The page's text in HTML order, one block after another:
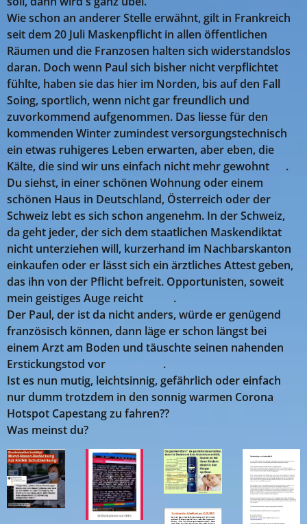
Wie schon an anderer Stelle erwähnt, gilt in Frankreich
seit dem 20 Juli Maskenpflicht in allen öffentlichen
Räumen und die Franzosen halten sich widerstandslos
daran. Doch wenn Paul sich bisher nicht verpflichtet
fühlte, haben sie das hier im Norden, bis auf den Fall
Soing, sportlich, wenn nicht gar freundlich und
zuvorkommend aufgenommen. Das liesse für den
kommenden Winter zumindest versorgungstechnisch
ein etwas ruhigeres Leben erwarten, aber eben, die
Kälte, die sind wir uns einfach nicht mehr gewohnt 😂.
Du siehst, in einer schönen Wohnung oder einem
schönen Haus in Deutschland, Österreich oder der
Schweiz lebt es sich schon angenehm. In der Schweiz,
da geht jeder, der sich dem staatlichen Maskendiktat
nicht unterziehen will, kurzerhand im Nachbarskanton
einkaufen oder er lässt sich ein ärztliches Attest geben,
das ihn von der Pflicht befreit. Opportunisten, soweit
mein geistiges Auge reicht 🤣🤣.
Der Paul, der ist da nicht anders, würde er genügend
französisch können, dann läge er schon längst bei
einem Arzt am Boden und täuschte seinen nahenden
Erstickungstod vor 😂😎😋😉.
Ist es nun mutig, leichtsinnig, gefährlich oder einfach
nur dumm trotzdem in den sonnig warmen Corona
Hotspot Capestang zu fahren??
Was meinst du?